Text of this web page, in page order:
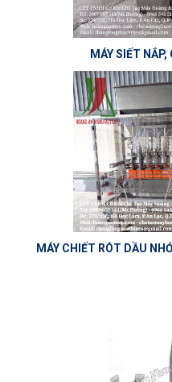
MÁY SIẾT
MÁY CHIẾT RÓT DẦU